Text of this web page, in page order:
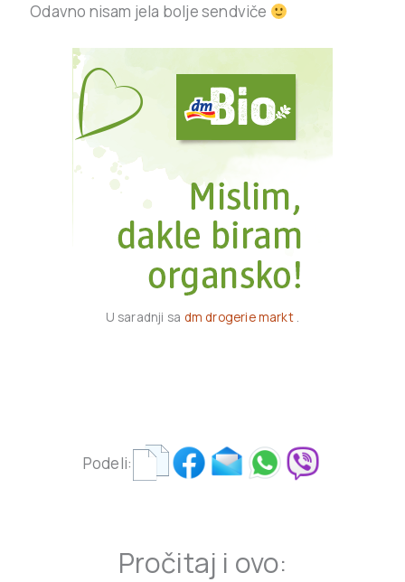
Odavno nisam jela bolje sendviče
U saradnji sa dm drogerie markt.
Podeli:
Pročitaj i ovo: